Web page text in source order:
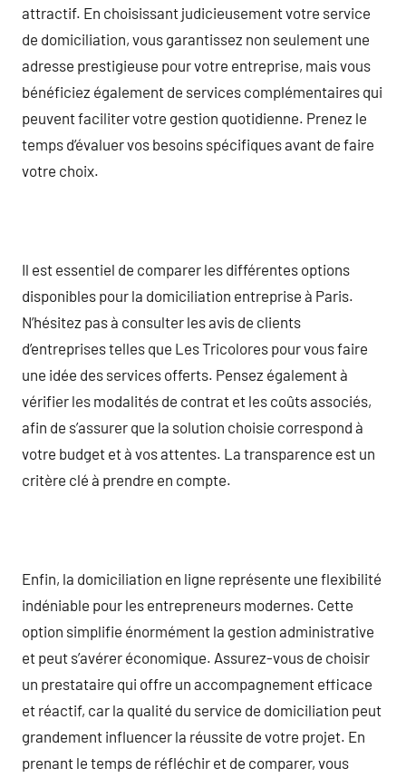
attractif. En choisissant judicieusement votre service
de domiciliation, vous garantissez non seulement une
adresse prestigieuse pour votre entreprise, mais vous
bénéficiez également de services complémentaires qui
peuvent faciliter votre gestion quotidienne. Prenez le
temps d’évaluer vos besoins spécifiques avant de faire
votre choix.
Il est essentiel de comparer les différentes options
disponibles pour la domiciliation entreprise à Paris.
N’hésitez pas à consulter les avis de clients
d’entreprises telles que Les Tricolores pour vous faire
une idée des services offerts. Pensez également à
vérifier les modalités de contrat et les coûts associés,
afin de s’assurer que la solution choisie correspond à
votre budget et à vos attentes. La transparence est un
critère clé à prendre en compte.
Enfin, la domiciliation en ligne représente une flexibilité
indéniable pour les entrepreneurs modernes. Cette
option simplifie énormément la gestion administrative
et peut s’avérer économique. Assurez-vous de choisir
un prestataire qui offre un accompagnement efficace
et réactif, car la qualité du service de domiciliation peut
grandement influencer la réussite de votre projet. En
prenant le temps de réfléchir et de comparer, vous